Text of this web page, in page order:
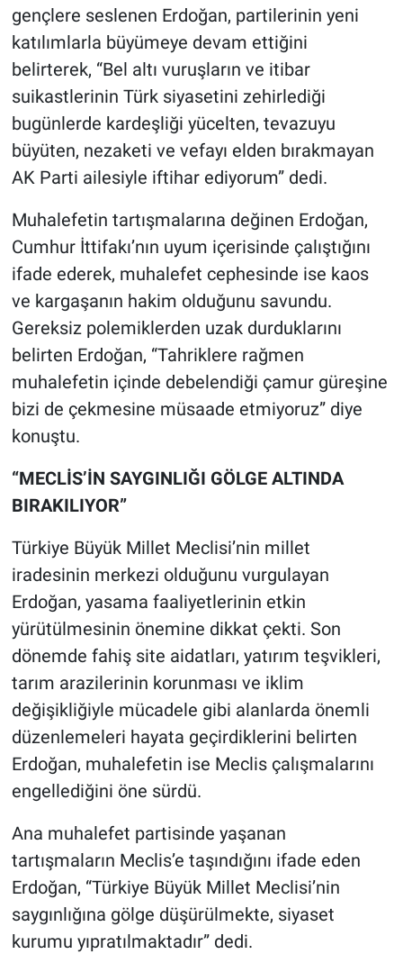
gençlere seslenen Erdoğan, partilerinin yeni
katılımlarla büyümeye devam ettiğini
belirterek, “Bel altı vuruşların ve itibar
suikastlerinin Türk siyasetini zehirlediği
bugünlerde kardeşliği yücelten, tevazuyu
büyüten, nezaketi ve vefayı elden bırakmayan
AK Parti ailesiyle iftihar ediyorum” dedi.
Muhalefetin tartışmalarına değinen Erdoğan,
Cumhur İttifakı’nın uyum içerisinde çalıştığını
ifade ederek, muhalefet cephesinde ise kaos
ve kargaşanın hakim olduğunu savundu.
Gereksiz polemiklerden uzak durduklarını
belirten Erdoğan, “Tahriklere rağmen
muhalefetin içinde debelendiği çamur güreşine
bizi de çekmesine müsaade etmiyoruz” diye
konuştu.
“MECLİS’İN SAYGINLIĞI GÖLGE ALTINDA
BIRAKILIYOR”
Türkiye Büyük Millet Meclisi’nin millet
iradesinin merkezi olduğunu vurgulayan
Erdoğan, yasama faaliyetlerinin etkin
yürütülmesinin önemine dikkat çekti. Son
dönemde fahiş site aidatları, yatırım teşvikleri,
tarım arazilerinin korunması ve iklim
değişikliğiyle mücadele gibi alanlarda önemli
düzenlemeleri hayata geçirdiklerini belirten
Erdoğan, muhalefetin ise Meclis çalışmalarını
engellediğini öne sürdü.
Ana muhalefet partisinde yaşanan
tartışmaların Meclis’e taşındığını ifade eden
Erdoğan, “Türkiye Büyük Millet Meclisi’nin
saygınlığına gölge düşürülmekte, siyaset
kurumu yıpratılmaktadır” dedi.